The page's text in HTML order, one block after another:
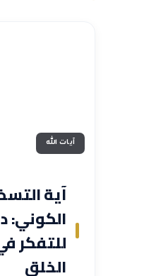
آيات الله
آية
الكوني:
للتفكر
الخلق